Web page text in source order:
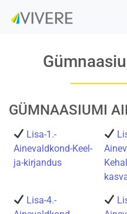
GÜMNAASIUMI
Lisa-1.-
Ainevaldkond-Keel-
ja-kirjandus
Lisa-4.-